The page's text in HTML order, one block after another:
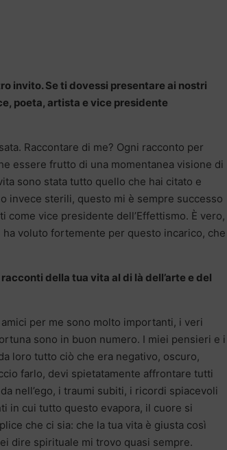
invito. Se ti dovessi presentare ai nostri
poeta, artista e vice presidente
Raccontare di me? Ogni racconto per
essere frutto di una momentanea visione di
sono stata tutto quello che hai citato e
invece sterili, questo mi è sempre successo
come vice presidente dell’Effettismo. È vero,
voluto fortemente per questo incarico, che
della tua vita al di là dell’arte e del
per me sono molto importanti, i veri
sono in buon numero. I miei pensieri e i
loro tutto ciò che era negativo, oscuro,
farlo, devi spietatamente affrontare tutti
nell’ego, i traumi subiti, i ricordi spiacevoli
in cui tutto questo evapora, il cuore si
che ci sia: che la tua vita è giusta così
dire spirituale mi trovo quasi sempre.